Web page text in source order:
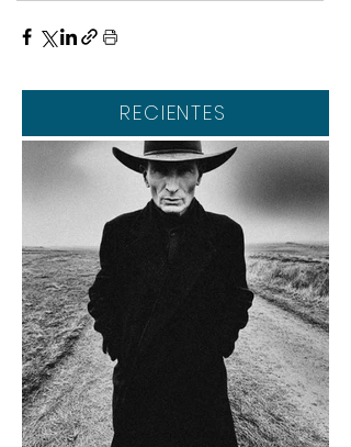
RECIENTES